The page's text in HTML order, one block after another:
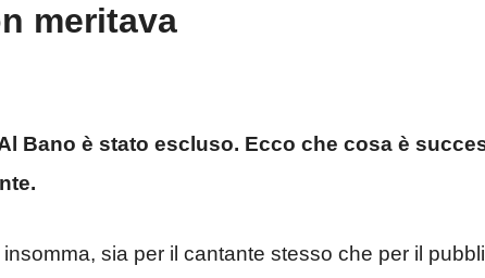
meritava
Bano è stato escluso. Ecco che cosa è
sia per il cantante stesso che per il